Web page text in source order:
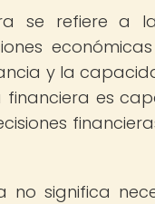
se refiere
y la
financiera es
no significa